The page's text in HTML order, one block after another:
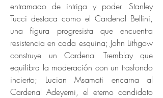
entramado de intriga y poder. Stanley
Tucci destaca como el Cardenal Bellini,
una figura progresista que encuentra
resistencia en cada esquina; John Lithgow
construye un Cardenal Tremblay que
equilibra la moderación con un trasfondo
incierto; Lucian Msamati encarna al
Cardenal Adeyemi, el eterno candidato